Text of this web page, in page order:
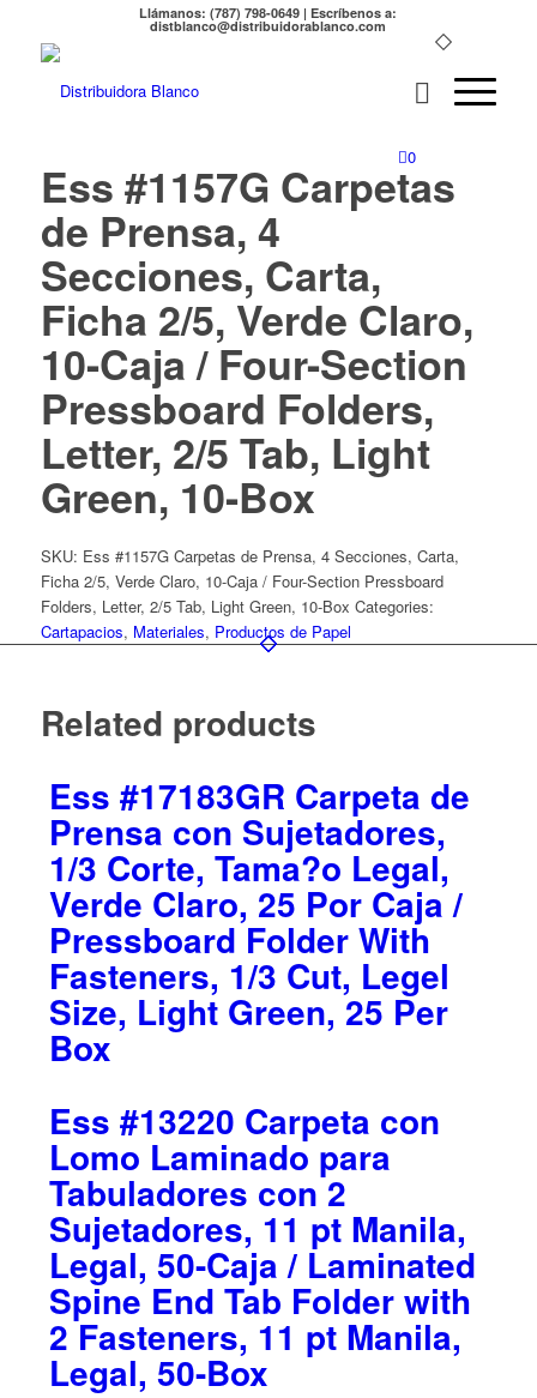
Llámanos: (787) 798-0649 | Escríbenos a:
distblanco@distribuidorablanco.com
0
Ess #1157G Carpetas
de Prensa, 4
Secciones, Carta,
Ficha 2/5, Verde Claro,
10-Caja / Four-Section
Pressboard Folders,
Letter, 2/5 Tab, Light
Green, 10-Box
SKU: Ess #1157G Carpetas de Prensa, 4 Secciones, Carta,
Ficha 2/5, Verde Claro, 10-Caja / Four-Section Pressboard
Folders, Letter, 2/5 Tab, Light Green, 10-Box Categories:
Cartapacios, Materiales, Productos de Papel
Related products
Ess #17183GR Carpeta de
Prensa con Sujetadores,
1/3 Corte, Tama?o Legal,
Verde Claro, 25 Por Caja /
Pressboard Folder With
Fasteners, 1/3 Cut, Legel
Size, Light Green, 25 Per
Box
Ess #13220 Carpeta con
Lomo Laminado para
Tabuladores con 2
Sujetadores, 11 pt Manila,
Legal, 50-Caja / Laminated
Spine End Tab Folder with
2 Fasteners, 11 pt Manila,
Legal, 50-Box